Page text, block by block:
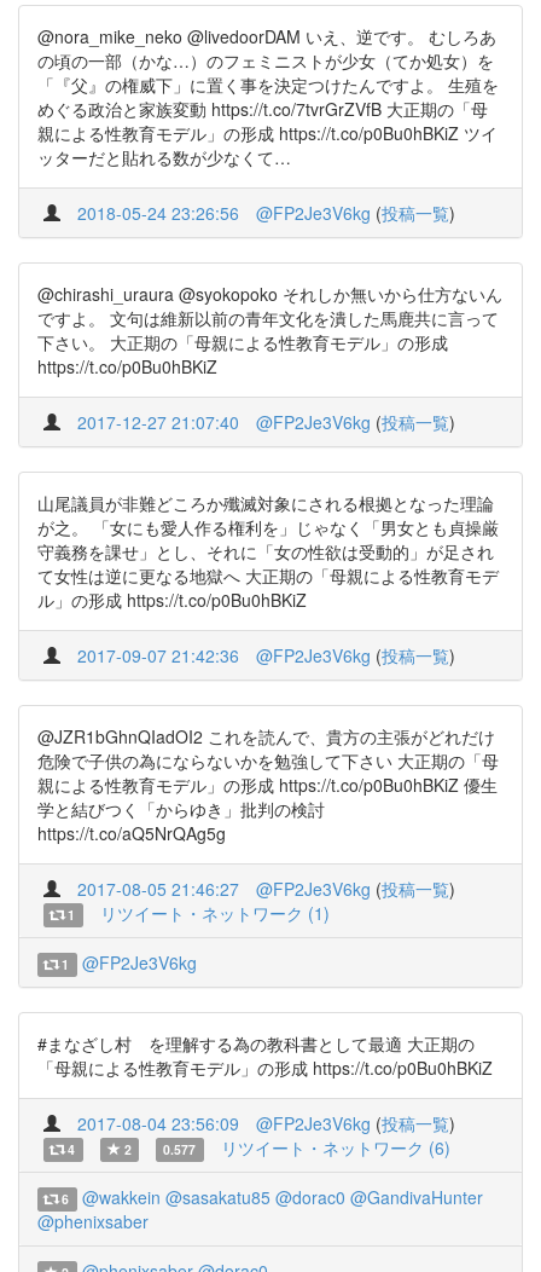
@nora_mike_neko @livedoorDAM いえ、逆です。 むしろあ
の頃の一部（かな…）のフェミニストが少女（てか処女）を
「『父』の権威下」に置く事を決定つけたんですよ。 生殖を
めぐる政治と家族変動 https://t.co/7tvrGrZVfB 大正期の「母
親による性教育モデル」の形成 https://t.co/p0Bu0hBKiZ ツイ
ッターだと貼れる数が少なくて…
2018-05-24 23:26:56 @FP2Je3V6kg (投稿一覧)
@chirashi_uraura @syokopoko それしか無いから仕方ないん
ですよ。 文句は維新以前の青年文化を潰した馬鹿共に言って
下さい。 大正期の「母親による性教育モデル」の形成
https://t.co/p0Bu0hBKiZ
2017-12-27 21:07:40 @FP2Je3V6kg (投稿一覧)
山尾議員が非難どころか殲滅対象にされる根拠となった理論
が之。 「女にも愛人作る権利を」じゃなく「男女とも貞操厳
守義務を課せ」とし、それに「女の性欲は受動的」が足され
て女性は逆に更なる地獄へ 大正期の「母親による性教育モデ
ル」の形成 https://t.co/p0Bu0hBKiZ
2017-09-07 21:42:36 @FP2Je3V6kg (投稿一覧)
@JZR1bGhnQIadOI2 これを読んで、貴方の主張がどれだけ
危険で子供の為にならないかを勉強して下さい 大正期の「母
親による性教育モデル」の形成 https://t.co/p0Bu0hBKiZ 優生
学と結びつく「からゆき」批判の検討
https://t.co/aQ5NrQAg5g
2017-08-05 21:46:27 @FP2Je3V6kg (投稿一覧)
1 リツイート・ネットワーク (1)
1 @FP2Je3V6kg
#まなざし村 を理解する為の教科書として最適 大正期の
「母親による性教育モデル」の形成 https://t.co/p0Bu0hBKiZ
2017-08-04 23:56:09 @FP2Je3V6kg (投稿一覧)
4 2 0.577 リツイート・ネットワーク (6)
6 @wakkein @sasakatu85 @dorac0 @GandivaHunter
@phenixsaber